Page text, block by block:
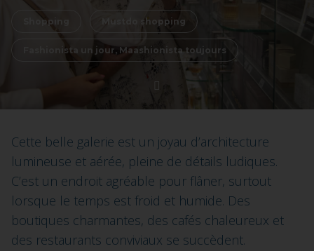
Shopping Mustdo shopping
Fashionista un jour, Maashionista toujours
Cette belle galerie est un joyau d’architecture
lumineuse et aérée, pleine de détails ludiques.
C’est un endroit agréable pour flâner, surtout
lorsque le temps est froid et humide. Des
boutiques charmantes, des cafés chaleureux et
des restaurants conviviaux se succèdent.